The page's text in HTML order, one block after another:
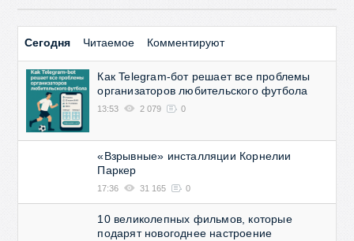
Сегодня Читаемое Комментируют
Как Telegram-бот решает все проблемы
организаторов любительского футбола
13:53 2 079 0
«Взрывные» инсталляции Корнелии
Паркер
17:36 31 165 0
10 великолепных фильмов, которые
подарят новогоднее настроение